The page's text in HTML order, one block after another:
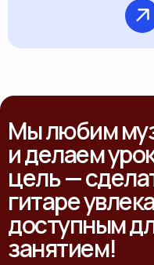
Мы любим
и делаем
цель —
гитаре
доступным
занятием!